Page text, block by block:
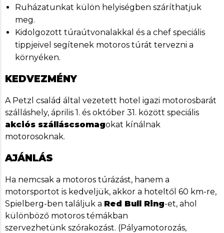
Ruházatunkat külön helyiségben száríthatjuk
meg.
Kidolgozott túraútvonalakkal és a chef speciális
tippjeivel segítenek motoros túrát tervezni a
környéken.
KEDVEZMÉNY
A Petzl család által vezetett hotel igazi motorosbarát
szálláshely, április 1. és október 31. között speciális
akciós szálláscsomagokat kínálnak
motorosoknak.
AJÁNLÁS
Ha nemcsak a motoros túrázást, hanem a
motorsportot is kedveljük, akkor a hoteltől 60 km-re,
Spielberg-ben találjuk a Red Bull Ring-et, ahol
különböző motoros témákban
szervezhetünk szórakozást. (Pályamotorozás,